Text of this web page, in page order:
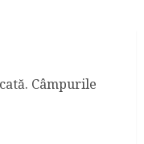
Câmpurile